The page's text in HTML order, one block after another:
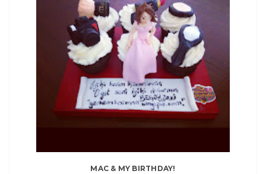
MAC & MY BIRTHDAY!